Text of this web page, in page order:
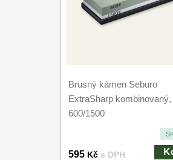
Brusný kámen Seburo
ExtraSharp
600/1500
595 Kč s DPH